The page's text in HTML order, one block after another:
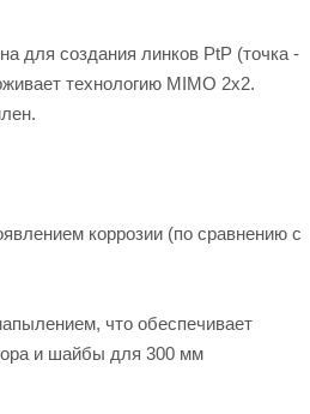
для создания линков PtP (точка -
технологию MIMO 2х2.
коррозии (по сравнению с
что обеспечивает
и шайбы для 300 мм